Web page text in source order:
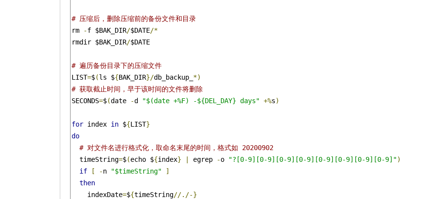
# 压缩后，删除压缩前的备份文件和目录
rm
-f $BAK_DIR/$DATE/*
rmdir $BAK_DIR/$DATE
# 遍历备份目录下的压缩文件
LIST=$(ls ${BAK_DIR}/db_backup_ *)
# 获取截止时间，早于该时间的文件将删除
SECONDS=$(date -d "$(date +%F) -${DEL_DAY} days" +%s)
for index in ${LIST}
do
# 对文件名进行格式化，取命名末尾的时间，格式如 20200902
  timeString
=$(echo ${index} egrep -o "?[0-9][0-9][0-9][0-9][0-9][0-9][0-9][0-9]")
if
[ -n "$timeString"
]
then
    indexDate
=${timeString//./-}